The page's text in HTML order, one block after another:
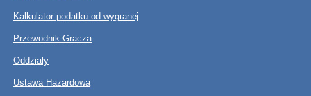
Kalkulator podatku od wygranej
Przewodnik Gracza
Oddziały
Ustawa Hazardowa